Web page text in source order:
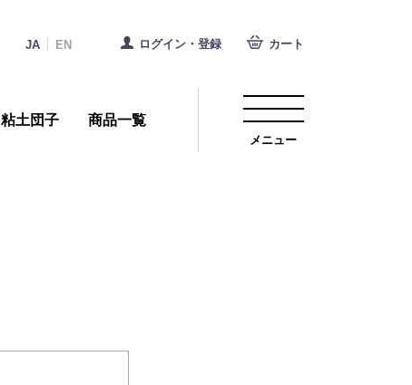
JA EN ログイン・登録 カート
粘土団子 商品一覧
メニュー